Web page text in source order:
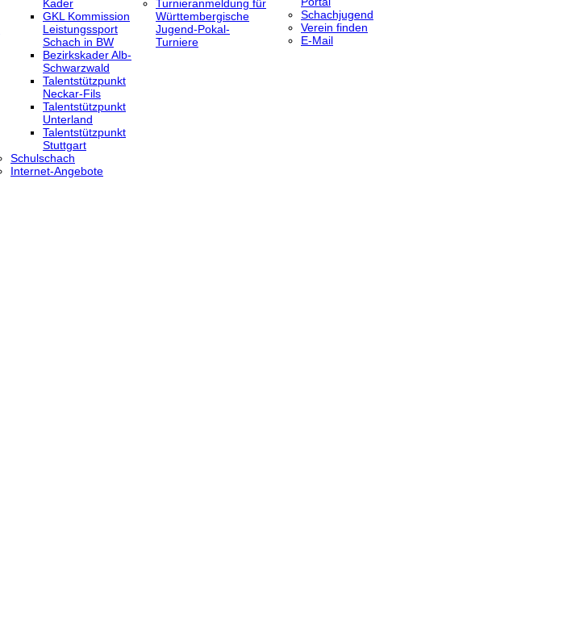
Kader
GKL Kommission
Leistungssport
Schach in BW
Bezirkskader Alb-
Schwarzwald
Talentstützpunkt
Neckar-Fils
Talentstützpunkt
Unterland
Talentstützpunkt
Stuttgart
Schulschach
Internet-Angebote
Turnieranmeldung für
Württembergische
Jugend-Pokal-
Turniere
Schachjugend
Verein finden
E-Mail